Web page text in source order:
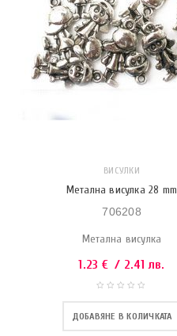
ВИСУЛКИ
Метална висулка 28 mm
706208
Метална висулка
1.23 € / 2.41 лв.
ДОБАВЯНЕ В КОЛИЧКАТА